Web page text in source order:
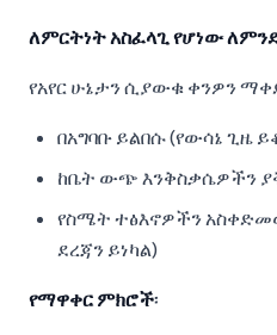
ለምርትነት አስፈላጊ የሆነው
የአየር ሁኔታን ሲያውቁ ቀንዎን
በአግባቡ ይልበሱ (የውሳኔ ጊዜ
ከቤት ውጭ እንቅስቃሴዎችን
የስሜት ተፅእኖዎችን
ደረጃን ይነካል)
የማዋቀር ምክሮች፡